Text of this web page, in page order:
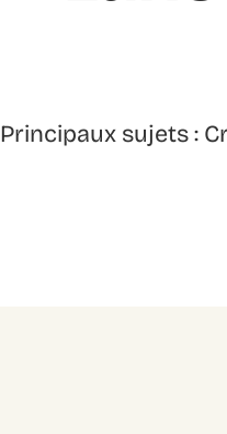
Principaux sujets :